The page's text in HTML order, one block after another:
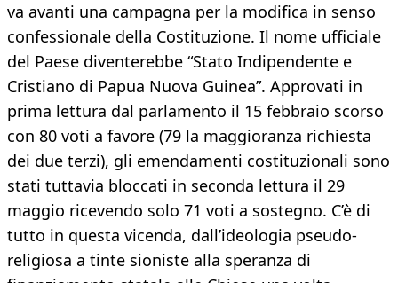
va avanti una campagna per la modifica in senso
confessionale della Costituzione. Il nome ufficiale
del Paese diventerebbe “Stato Indipendente e
Cristiano di Papua Nuova Guinea”. Approvati in
prima lettura dal parlamento il 15 febbraio scorso
con 80 voti a favore (79 la maggioranza richiesta
dei due terzi), gli emendamenti costituzionali sono
stati tuttavia bloccati in seconda lettura il 29
maggio ricevendo solo 71 voti a sostegno. C’è di
tutto in questa vicenda, dall’ideologia pseudo-
religiosa a tinte sioniste alla speranza di